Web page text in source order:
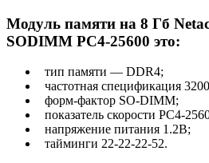
Модуль памяти на 8 Гб
SODIMM PC4-25600 это:
тип памяти — DDR4;
частотная спецификация
форм-фактор SO-DIMM;
показатель скорости PC4-
напряжение питания 1.2В;
тайминги 22-22-22-52.